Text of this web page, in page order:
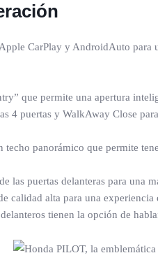
CarPlay y AndroidAuto
que permite una apertura
4 puertas y WalkAway Close
panorámico que permite
las puertas delanteras para
calidad alta para una
tienen la opción de